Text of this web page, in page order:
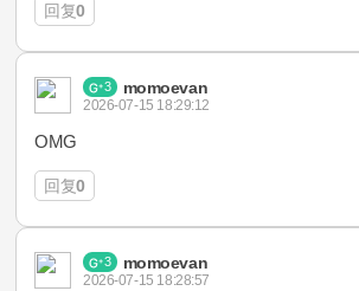
回复0
3 momoevan
2026-07-15 18:29:12
OMG
回复0
3 momoevan
2026-07-15 18:28:57